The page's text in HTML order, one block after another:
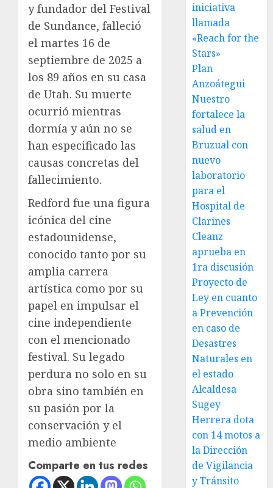
y fundador del Festival
de Sundance, falleció
el martes 16 de
septiembre de 2025 a
los 89 años en su casa
de Utah. Su muerte
ocurrió mientras
dormía y aún no se
han especificado las
causas concretas del
fallecimiento.
Redford fue una figura
icónica del cine
estadounidense,
conocido tanto por su
amplia carrera
artística como por su
papel en impulsar el
cine independiente
con el mencionado
festival. Su legado
perdura no solo en su
obra sino también en
su pasión por la
conservación y el
medio ambiente
Comparte en tus redes
iniciativa
llamada
«Reach for the
Stars»
Plan
Anzoátegui
Nuestro
fortalece la
salud en
Bruzual con
nuevo
laboratorio
para el
Hospital de
Clarines
Cleanz
aprueba en
1ra discusión
Proyecto de
Ley en cuanto
a Prevención
en caso de
Desastres
Naturales en
el estado
Alcaldesa
Sugey
Herrera dota
con 14 motos a
la Dirección
de Vigilancia
y Tránsito